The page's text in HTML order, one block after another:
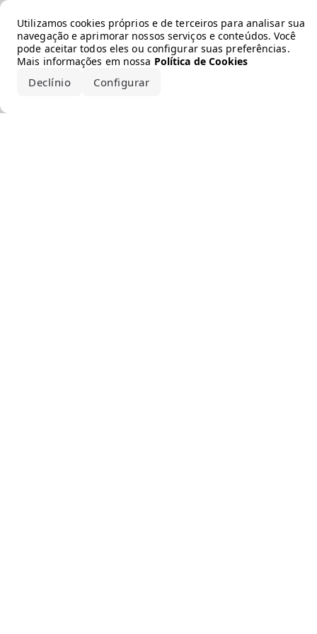
Utilizamos cookies próprios e de terceiros para analisar sua
navegação e aprimorar nossos serviços e conteúdos. Você
pode aceitar todos eles ou configurar suas preferências.
Mais informações em nossa Política de Cookies
Declínio Configurar
Error loading the brand